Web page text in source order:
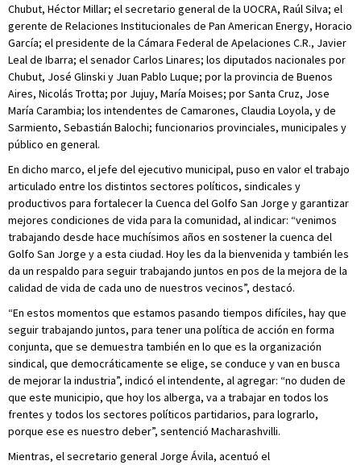
Chubut, Héctor Millar; el secretario general de la UOCRA, Raúl Silva; el
gerente de Relaciones Institucionales de Pan American Energy, Horacio
García; el presidente de la Cámara Federal de Apelaciones C.R., Javier
Leal de Ibarra; el senador Carlos Linares; los diputados nacionales por
Chubut, José Glinski y Juan Pablo Luque; por la provincia de Buenos
Aires, Nicolás Trotta; por Jujuy, María Moises; por Santa Cruz, Jose
María Carambia; los intendentes de Camarones, Claudia Loyola, y de
Sarmiento, Sebastián Balochi; funcionarios provinciales, municipales y
público en general.
En dicho marco, el jefe del ejecutivo municipal, puso en valor el trabajo
articulado entre los distintos sectores políticos, sindicales y
productivos para fortalecer la Cuenca del Golfo San Jorge y garantizar
mejores condiciones de vida para la comunidad, al indicar: “venimos
trabajando desde hace muchísimos años en sostener la cuenca del
Golfo San Jorge y a esta ciudad. Hoy les da la bienvenida y también les
da un respaldo para seguir trabajando juntos en pos de la mejora de la
calidad de vida de cada uno de nuestros vecinos”, destacó.
“En estos momentos que estamos pasando tiempos difíciles, hay que
seguir trabajando juntos, para tener una política de acción en forma
conjunta, que se demuestra también en lo que es la organización
sindical, que democráticamente se elige, se conduce y van en busca
de mejorar la industria”, indicó el intendente, al agregar: “no duden de
que este municipio, que hoy los alberga, va a trabajar en todos los
frentes y todos los sectores políticos partidarios, para lograrlo,
porque ese es nuestro deber”, sentenció Macharashvilli.
Mientras, el secretario general Jorge Ávila, acentuó el